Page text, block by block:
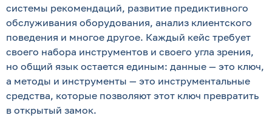
системы рекомендаций, развитие предиктивного
обслуживания оборудования, анализ клиентского
поведения и многое другое. Каждый кейс требует
своего набора инструментов и своего угла зрения,
но общий язык остается единым: данные — это ключ,
а методы и инструменты — это инструментальные
средства, которые позволяют этот ключ превратить
в открытый замок.